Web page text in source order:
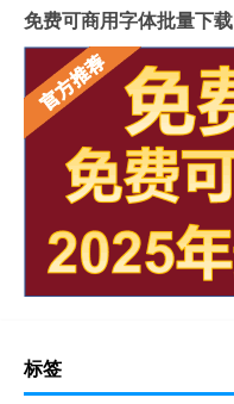
免费可商用字体批量下载
标签